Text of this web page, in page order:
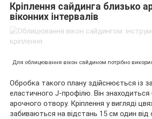
Кріплення сайдинга близько
віконних інтервалів
Для облицювання вікон сайдином потрібно
Обробка такого плану здійснюється із
еластичного J-профілю. Він знаходиться
арочного отвору. Кріплення у вигляді
забиваються на відстань 15 см один від